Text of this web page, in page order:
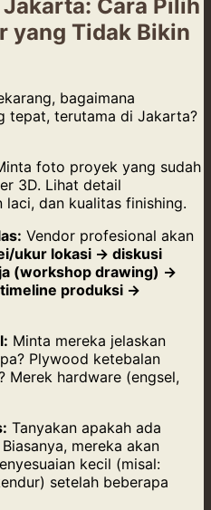
Cara Pilih
yang Tidak Bikin
bagaimana
tepat, terutama di Jakarta?
foto proyek yang sudah
3D. Lihat detail
laci, dan kualitas finishing.
Vendor profesional akan
ukur lokasi → diskusi
(workshop drawing) →
produksi →
Minta mereka jelaskan
Plywood ketebalan
Merek hardware (engsel,
Tanyakan apakah ada
mereka akan
kecil (misal:
setelah beberapa